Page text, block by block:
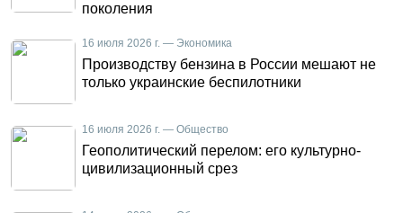
поколения
16 июля 2026 г. — Экономика
Производству бензина в России мешают не
только украинские беспилотники
16 июля 2026 г. — Общество
Геополитический перелом: его культурно-
цивилизационный срез